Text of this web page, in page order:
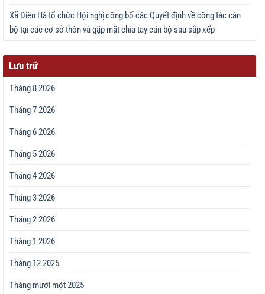
Xã Diên Hà tổ chức Hội nghị công bố các Quyết định về công tác cán
bộ tại các cơ sở thôn và gặp mặt chia tay cán bộ sau sắp xếp
Lưu trữ
Tháng 8 2026
Tháng 7 2026
Tháng 6 2026
Tháng 5 2026
Tháng 4 2026
Tháng 3 2026
Tháng 2 2026
Tháng 1 2026
Tháng 12 2025
Tháng mười một 2025